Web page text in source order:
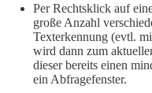
Per Rechtsklick auf
große Anzahl
Texterkennung (evtl.
wird dann zum
dieser bereits einen
ein Abfragefenster.